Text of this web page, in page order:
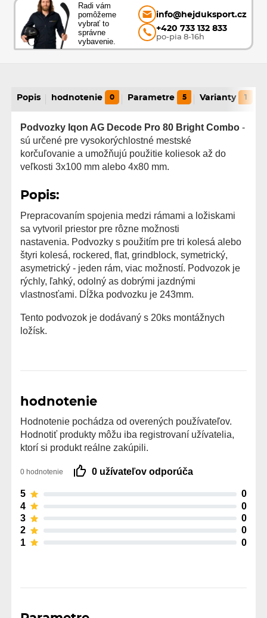
Radi vám
pomôžeme
vybrať to
správne
vybavenie.
info@hejduksport.cz
+420 733 132 833
po-pia 8-16h
Popis hodnotenie 0 Parametre 5 Varianty 1
Podvozky Iqon AG Decode Pro 80 Bright Combo -
sú určené pre vysokorýchlostné mestské
korčuľovanie a umožňujú použitie koliesok až do
veľkosti 3x100 mm alebo 4x80 mm.
Popis:
Prepracovaním spojenia medzi rámami a ložiskami
sa vytvoril priestor pre rôzne možnosti
nastavenia. Podvozky s použitím pre tri kolesá alebo
štyri kolesá, rockered, flat, grindblock, symetrický,
asymetrický - jeden rám, viac možností. Podvozok je
rýchly, ľahký, odolný as dobrými jazdnými
vlastnosťami. Dĺžka podvozku je 243mm.
Tento podvozok je dodávaný s 20ks montážnych
ložísk.
hodnotenie
Hodnotenie pochádza od overených používateľov.
Hodnotiť produkty môžu iba registrovaní užívatelia,
ktorí si produkt reálne zakúpili.
0 hodnotenie 0 užívateľov odporúča
5
0
4
0
3
0
2
0
1
0